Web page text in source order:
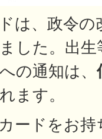
は、政令の
した。出
の通知は、
ます。
ードをお